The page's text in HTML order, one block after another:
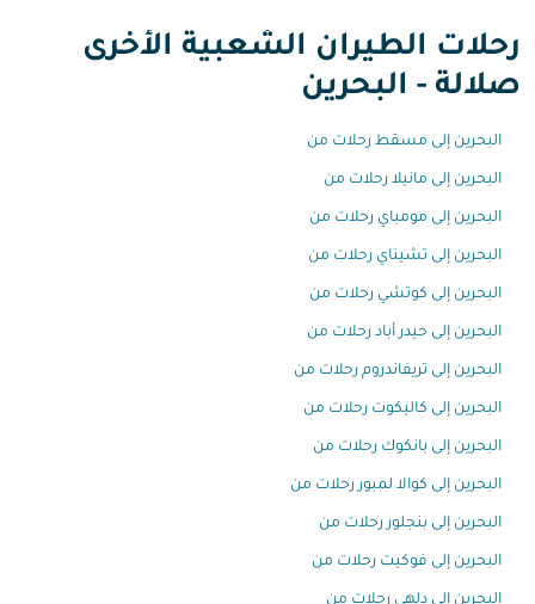
رحلات الطيران الشعبية الأخرى
صلالة - البحرين
البحرين إلى مسقط رحلات من
البحرين إلى مانيلا رحلات من
البحرين إلى مومباي رحلات من
البحرين إلى تشيناي رحلات من
البحرين إلى كوتشي رحلات من
البحرين إلى حيدر أباد رحلات من
البحرين إلى تريفاندروم رحلات من
البحرين إلى كاليكوت رحلات من
البحرين إلى بانكوك رحلات من
البحرين إلى كوالا لمبور رحلات من
البحرين إلى بنجلور رحلات من
البحرين إلى فوكيت رحلات من
البحرين إلى دلهي رحلات من